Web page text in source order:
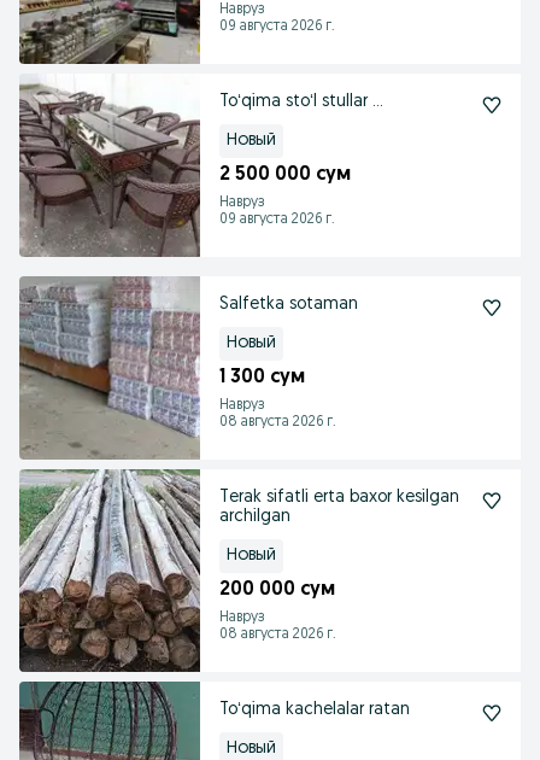
Навруз
09 августа 2026 г.
Toʻqima stoʻl stullar ...
Новый
2 500 000 сум
Навруз
09 августа 2026 г.
Salfetka sotaman
Новый
1 300 сум
Навруз
08 августа 2026 г.
Terak sifatli erta baxor kesilgan
archilgan
Новый
200 000 сум
Навруз
08 августа 2026 г.
Toʻqima kachelalar ratan
Новый